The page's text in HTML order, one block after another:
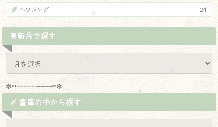
ハウジング 24
更新月で探す
✼••┈┈┈┈┈┈┈┈┈••✼
〆 書庫の中から探す